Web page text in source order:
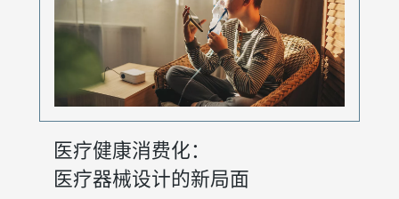
医疗健康消费化：
医疗器械设计的新局面